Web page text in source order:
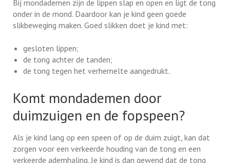
Bij mondademen zijn de lippen slap en open en ligt de tong
onder in de mond. Daardoor kan je kind geen goede
slikbeweging maken. Goed slikken doet je kind met:
gesloten lippen;
de tong achter de tanden;
de tong tegen het verhemelte aangedrukt.
Komt mondademen door
duimzuigen en de fopspeen?
Als je kind lang op een speen of op de duim zuigt, kan dat
zorgen voor een verkeerde houding van de tong en een
verkeerde ademhaling. Je kind is dan gewend dat de tong